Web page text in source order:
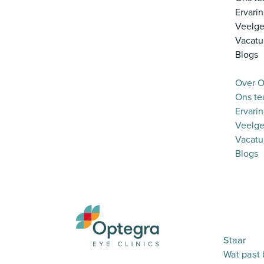
Blogs
Over
Ons
Blogs
Staar
Wat past